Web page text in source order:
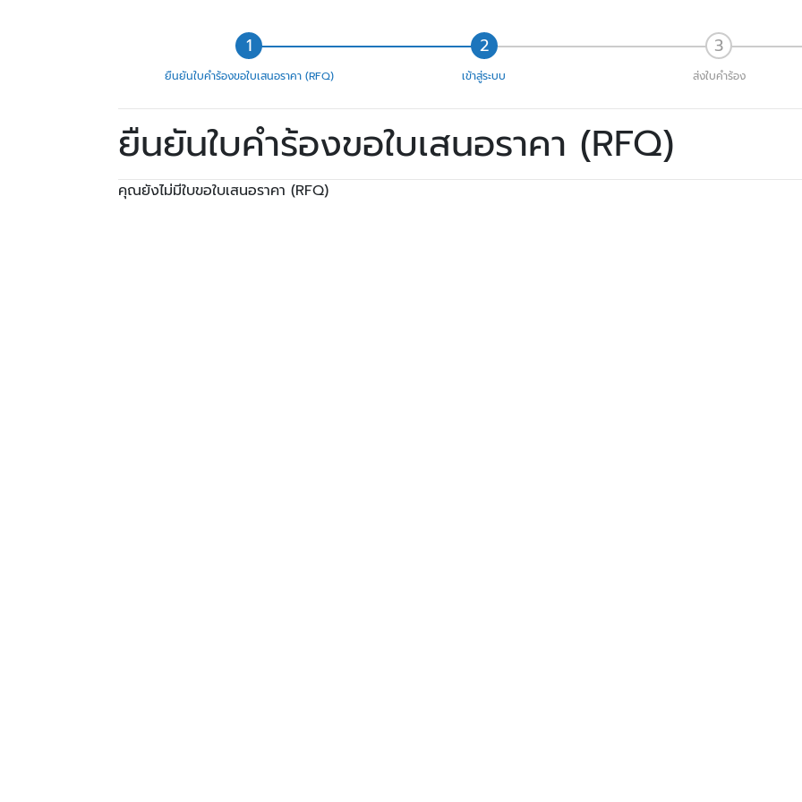
ยืนยันใบคำร้องขอใบเสนอราคา (RFQ) เข้าสู่ระบบ ส่งใบคำร้อง
ยืนยันใบคำร้องขอใบเสนอราคา (RFQ)
คุณยังไม่มีใบขอใบเสนอราคา (RFQ)